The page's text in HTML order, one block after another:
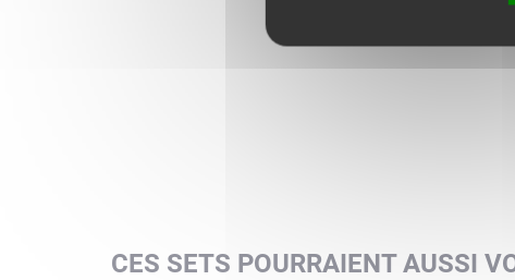
CES SETS POURRAIENT AUSSI